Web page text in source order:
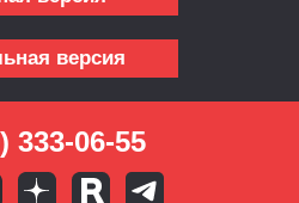
версия
333-06-55